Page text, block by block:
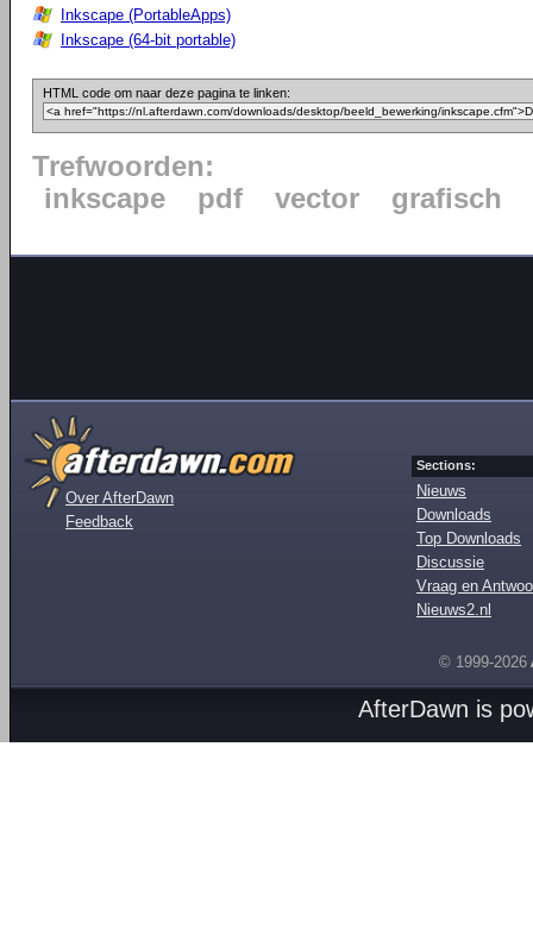
Inkscape (PortableApps)
Inkscape (64-bit portable)
HTML code om naar deze pagina te linken:
Trefwoorden:
inkscape
pdf vector grafisch
Over AfterDawn
Feedback
Sections:
Nieuws
Downloads
Top Downloads
Discussie
Vraag en
Nieuws2.nl
© 1999-2026
AfterDawn is